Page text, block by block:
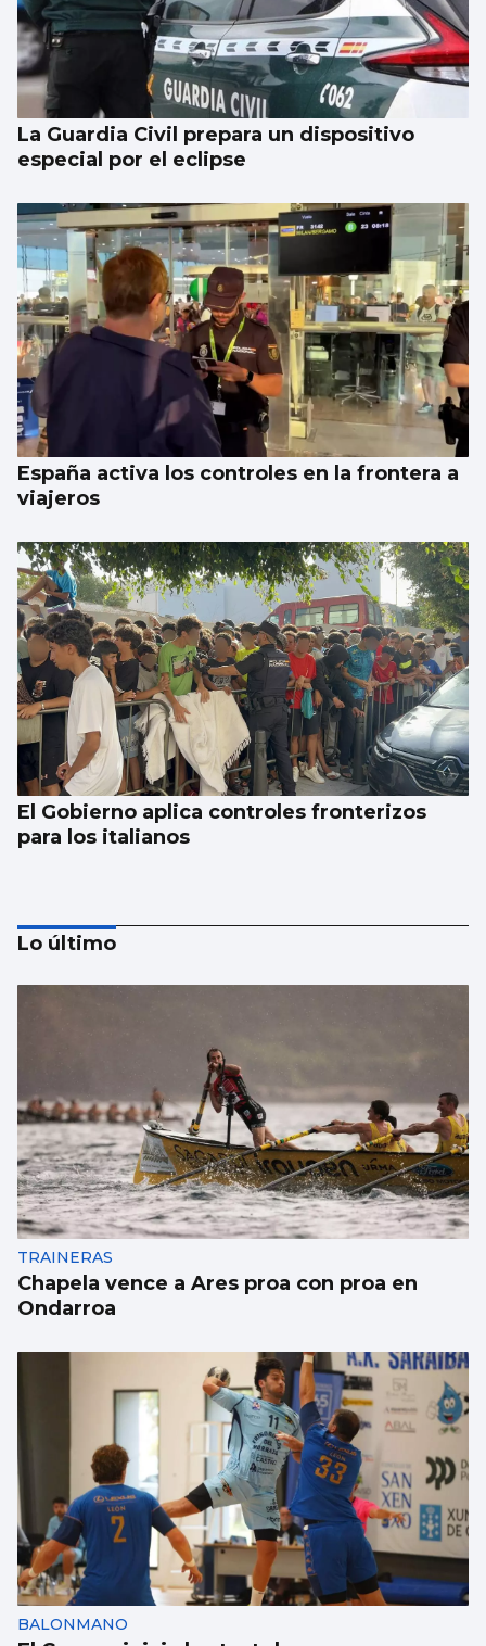
La Guardia Civil prepara un dispositivo
especial por el eclipse
España activa los controles en la frontera a
viajeros
El Gobierno aplica controles fronterizos
para los italianos
Se agrava la situación en Ceuta para
reubicar a los menores inmigrantes
Lo último
TRAINERAS
Chapela vence a Ares proa con proa en
Ondarroa
BALONMANO